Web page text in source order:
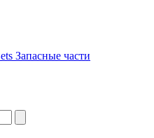
Запасные части